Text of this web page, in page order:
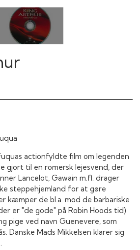
actionfyldte film om legenden
gjort til en romersk lejesvend, der
Lancelot, Gawain m.fl. drager
steppehjemland for at gøre
kæmper de bl.a. mod de barbariske
er "de gode" på Robin Hoods tid)
pige ved navn Guenevere, som
Danske Mads Mikkelsen klarer sig